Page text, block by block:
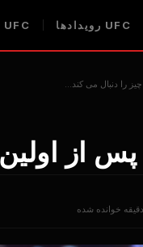
UFC رویدادها UFC